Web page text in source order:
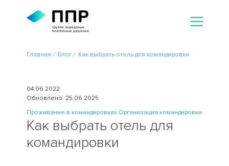
Главная Блог Как выбрать отель для командировки
04.06.2022
Обновлено: 25.06.2025
Проживание в командировках Организация командировки
Как выбрать отель для
командировки